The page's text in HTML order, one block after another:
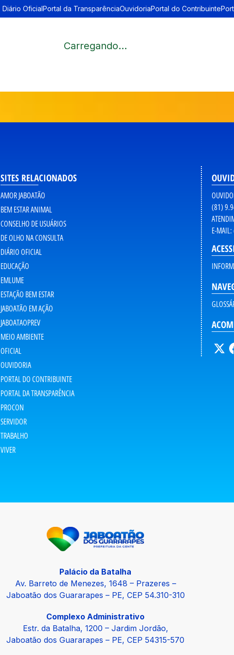
Diário OficialPortal da TransparênciaOuvidoriaPortal do Contribuinte
Carregando...
SITES RELACIONADOS
AMOR JABOATÃO
BEM ESTAR ANIMAL
CONSELHO DE USUÁRIOS
DE OLHO NA CONSULTA
DIÁRIO OFICIAL
EDUCAÇÃO
EMLUME
ESTAÇÃO BEM ESTAR
JABOATÃO EM AÇÃO
JABOATAOPREV
MEIO AMBIENTE
OFICIAL
OUVIDORIA
PORTAL DO CONTRIBUINTE
PORTAL DA TRANSPARÊNCIA
PROCON
SERVIDOR
TRABALHO
VIVER
(81)
E-MAIL:
Palácio da Batalha
Av. Barreto de Menezes, 1648 – Prazeres –
Jaboatão dos Guararapes – PE, CEP 54.310-310
Complexo Administrativo
Estr. da Batalha, 1200 – Jardim Jordão,
Jaboatão dos Guararapes – PE, CEP 54315-570